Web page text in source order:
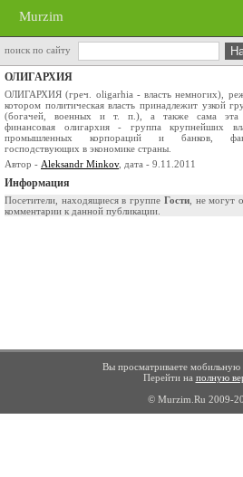
Murzim
поиск по сайту
ОЛИГАРХИЯ
ОЛИГАРХИЯ (греч. oligarhia - власть немногих),
котором политическая власть принадлежит узкой
(богачей, военных и т. п.), а также сама эта
финансовая олигархия - группа крупнейших
промышленных корпораций и банков,
господствующих в экономике страны.
Автор - Aleksandr Minkov, дата - 9.11.2011
Информация
Посетители, находящиеся в группе Гости, не могут
комментарии к данной публикации.
Вы просматриваете мобильную
Перейти на полную
© Murzim.Ru 2009-